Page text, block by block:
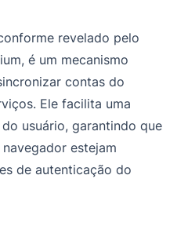
revelado pelo
é um mecanismo
contas do
Ele facilita uma
usuário, garantindo que
estejam
de autenticação do